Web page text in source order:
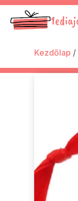
Kezdőlap /